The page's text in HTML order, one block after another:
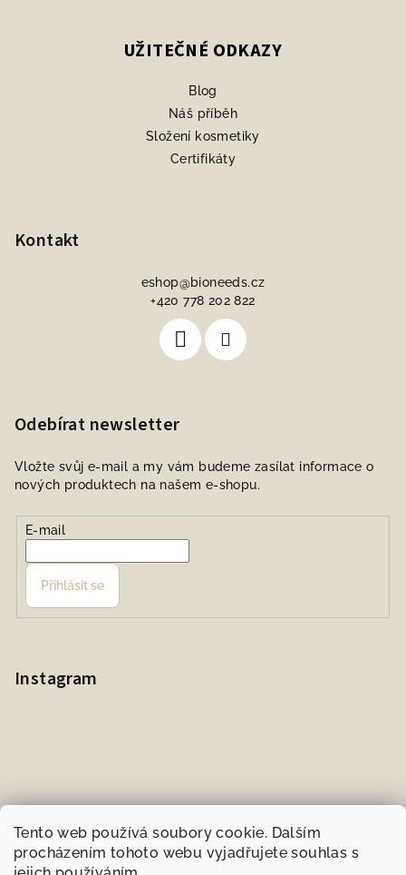
Tento web používá soubory cookie. Dalším
procházením tohoto webu vyjadřujete souhlas s
UŽITEČNÉ ODKAZY
Blog
Náš příběh
Složení kosmetiky
Certifikáty
Kontakt
eshop@bioneeds.cz
+420 778 202 822
Odebírat newsletter
Vložte svůj e-mail a my vám budeme zasílat informace o
nových produktech na našem e-shopu.
E-mail
Přihlásit se
Instagram